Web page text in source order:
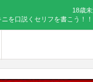
18歳
ニを口説くセリフを書こう！